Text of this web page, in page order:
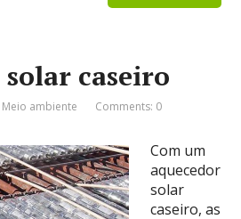
caseiro
Meio ambiente Comments: 0
Com um
aquecedor
solar
caseiro, as